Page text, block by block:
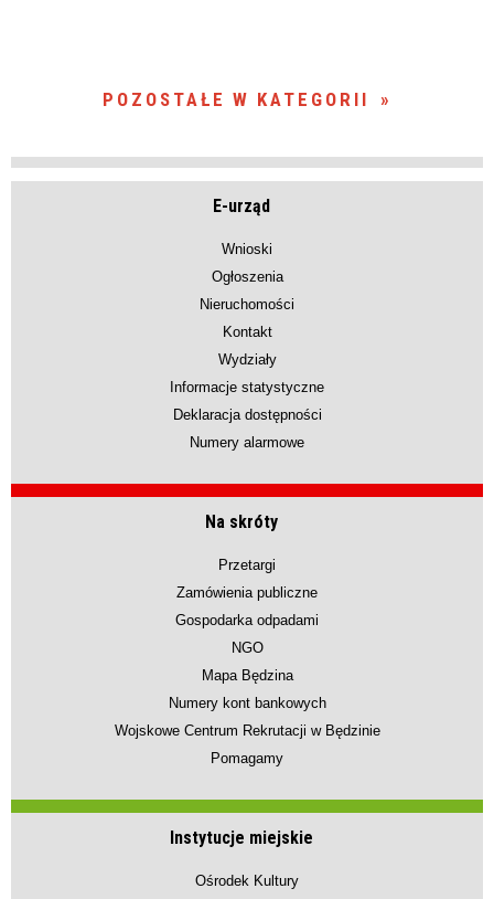
POZOSTAŁE W KATEGORII
E-urząd
Wnioski
Ogłoszenia
Nieruchomości
Kontakt
Wydziały
Informacje statystyczne
Deklaracja dostępności
Numery alarmowe
Na skróty
Przetargi
Zamówienia publiczne
Gospodarka odpadami
NGO
Mapa Będzina
Numery kont bankowych
Wojskowe Centrum Rekrutacji w Będzinie
Pomagamy
Instytucje miejskie
Ośrodek Kultury